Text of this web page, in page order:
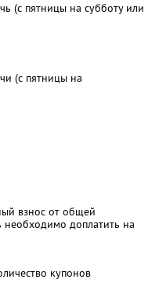
(с пятницы на субботу или
(с пятницы на
взнос от общей
необходимо доплатить на
купонов